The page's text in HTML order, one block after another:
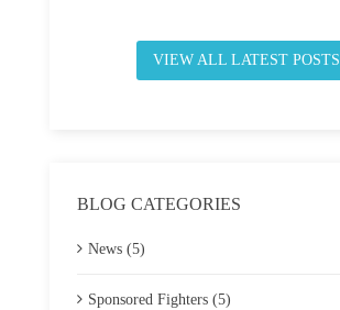
VIEW ALL LATEST POSTS
BLOG CATEGORIES
News (5)
Sponsored Fighters (5)